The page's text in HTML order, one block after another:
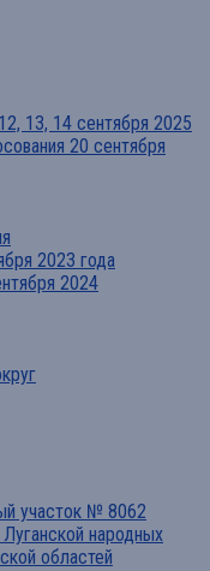
13, 14 сентября 2025
20 сентября
2023 года
2024
участок № 8062
народных
областей